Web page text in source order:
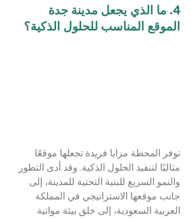
4. ما الذي يجعل مدينة جدة
الموقع المناسب للحلول الذكية؟
توفر المحطة مزايا فريدة تجعلها موقعًا
مثاليًا لتنفيذ الحلول الذكية. وقد أدى التطور
والنمو السريع للبنية التحتية للمدينة، إلى
جانب موقعها الاستراتيجي في المملكة
العربية السعودية، إلى خلق بيئة مواتية